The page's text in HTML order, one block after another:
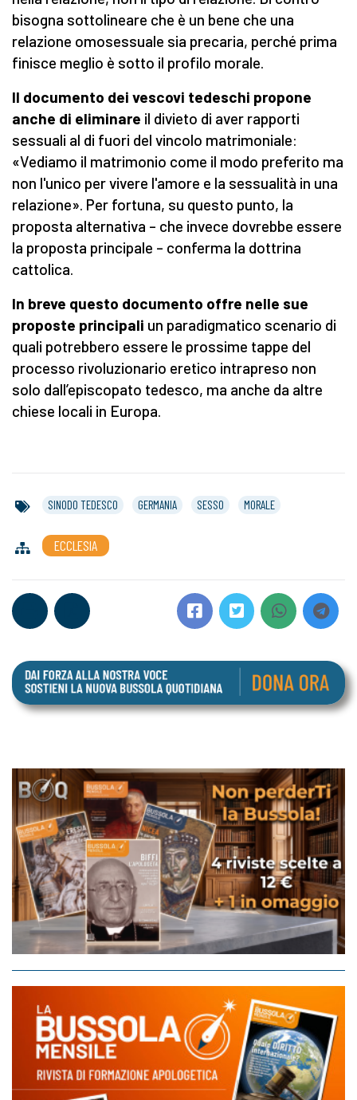
bisogna sottolineare che è un bene che una
relazione omosessuale sia precaria, perché prima
finisce meglio è sotto il profilo morale.
Il documento dei vescovi tedeschi propone
anche di eliminare il divieto di aver rapporti
sessuali al di fuori del vincolo matrimoniale:
«Vediamo il matrimonio come il modo preferito ma
non l'unico per vivere l'amore e la sessualità in una
relazione». Per fortuna, su questo punto, la
proposta alternativa – che invece dovrebbe essere
la proposta principale – conferma la dottrina
cattolica.
In breve questo documento offre nelle sue
proposte principali un paradigmatico scenario di
quali potrebbero essere le prossime tappe del
processo rivoluzionario eretico intrapreso non
solo dall’episcopato tedesco, ma anche da altre
chiese locali in Europa.
SINODO TEDESCO GERMANIA SESSO MORALE
ECCLESIA